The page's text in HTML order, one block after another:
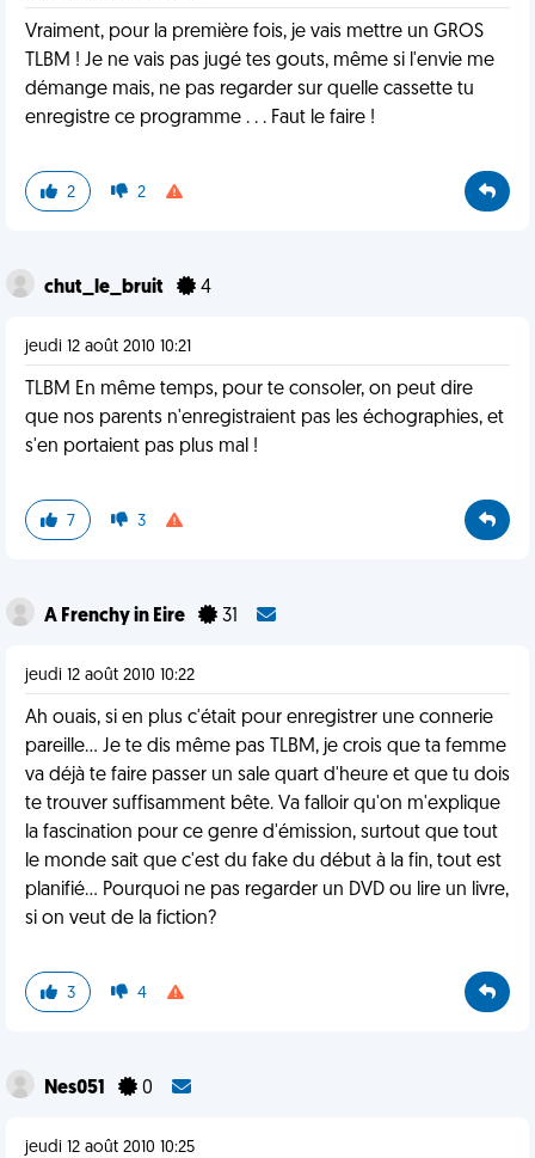
Vraiment, pour la première fois, je vais mettre un GROS
TLBM ! Je ne vais pas jugé tes gouts, même si l'envie me
démange mais, ne pas regarder sur quelle cassette tu
enregistre ce programme . . . Faut le faire !
2 2
chut_le_bruit 4
jeudi 12 août 2010 10:21
TLBM En même temps, pour te consoler, on peut dire
que nos parents n'enregistraient pas les échographies, et
s'en portaient pas plus mal !
7 3
A Frenchy in Eire 31
jeudi 12 août 2010 10:22
Ah ouais, si en plus c'était pour enregistrer une connerie
pareille... Je te dis même pas TLBM, je crois que ta femme
va déjà te faire passer un sale quart d'heure et que tu dois
te trouver suffisamment bête. Va falloir qu'on m'explique
la fascination pour ce genre d'émission, surtout que tout
le monde sait que c'est du fake du début à la fin, tout est
planifié... Pourquoi ne pas regarder un DVD ou lire un livre,
si on veut de la fiction?
3 4
Nes051 0
jeudi 12 août 2010 10:25